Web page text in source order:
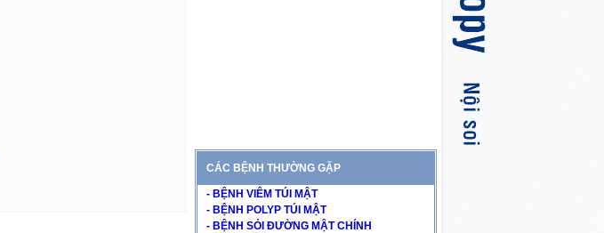
CÁC BỆNH THƯỜNG GẶP
- BỆNH VIÊM TÚI MẬT
- BỆNH POLYP TÚI MẬT
- BỆNH SỎI ĐƯỜNG MẬT CHÍNH